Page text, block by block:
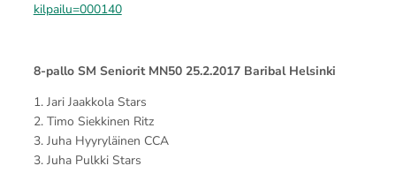
kilpailu=000140
8-pallo SM Seniorit MN50 25.2.2017 Baribal Helsinki
1. Jari Jaakkola Stars
2. Timo Siekkinen Ritz
3. Juha Hyyryläinen CCA
3. Juha Pulkki Stars